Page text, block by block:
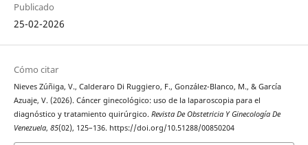
Publicado
25-02-2026
Cómo citar
Nieves Zúñiga, V., Calderaro Di Ruggiero, F., González-Blanco, M., & García
Azuaje, V. (2026). Cáncer ginecológico: uso de la laparoscopia para el
diagnóstico y tratamiento quirúrgico. Revista De Obstetricia Y Ginecología De
Venezuela, 85(02), 125–136. https://doi.org/10.51288/00850204